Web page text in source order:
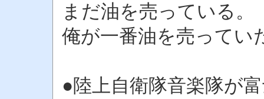
まだ油を売っている。
俺が一番油を売ってい
●陸上自衛隊音楽隊が